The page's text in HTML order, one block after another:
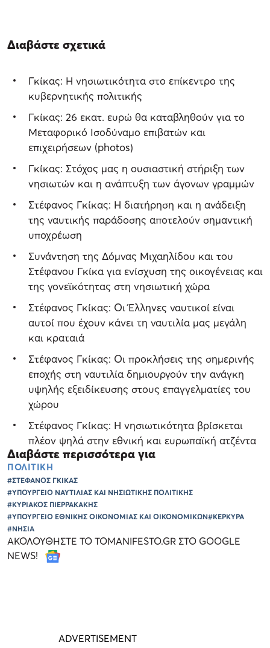
Διαβάστε σχετικά
Γκίκας: Η νησιωτικότητα στο επίκεντρο της
κυβερνητικής πολιτικής
Γκίκας: 26 εκατ. ευρώ θα καταβληθούν για το
Μεταφορικό Ισοδύναμο επιβατών και
επιχειρήσεων (photos)
Γκίκας: Στόχος μας η ουσιαστική στήριξη των
νησιωτών και η ανάπτυξη των άγονων γραμμών
Στέφανος Γκίκας: Η διατήρηση και η ανάδειξη
της ναυτικής παράδοσης αποτελούν σημαντική
υποχρέωση
Συνάντηση της Δόμνας Μιχαηλίδου και του
Στέφανου Γκίκα για ενίσχυση της οικογένειας και
της γονεϊκότητας στη νησιωτική χώρα
Στέφανος Γκίκας: Οι Έλληνες ναυτικοί είναι
αυτοί που έχουν κάνει τη ναυτιλία μας μεγάλη
και κραταιά
Στέφανος Γκίκας: Οι προκλήσεις της σημερινής
εποχής στη ναυτιλία δημιουργούν την ανάγκη
υψηλής εξειδίκευσης στους επαγγελματίες του
χώρου
Στέφανος Γκίκας: Η νησιωτικότητα βρίσκεται
πλέον ψηλά στην εθνική και ευρωπαϊκή ατζέντα
Διαβάστε περισσότερα για
ΠΟΛΙΤΙΚΗ
#ΣΤΕΦΑΝΟΣ ΓΚΙΚΑΣ
#ΥΠΟΥΡΓΕΙΟ ΝΑΥΤΙΛΙΑΣ ΚΑΙ ΝΗΣΙΩΤΙΚΗΣ ΠΟΛΙΤΙΚΗΣ
#ΚΥΡΙΑΚΟΣ ΠΙΕΡΡΑΚΑΚΗΣ
#ΥΠΟΥΡΓΕΙΟ ΕΘΝΙΚΗΣ ΟΙΚΟΝΟΜΙΑΣ ΚΑΙ ΟΙΚΟΝΟΜΙΚΩΝ#ΚΕΡΚΥΡΑ
#ΝΗΣΙΑ
ΑΚΟΛΟΥΘΗΣΤΕ ΤΟ TOMANIFESTO.GR ΣΤΟ GOOGLE
NEWS!